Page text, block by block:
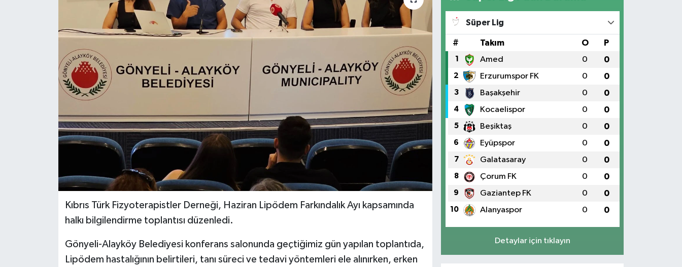
Kıbrıs Türk Fizyoterapistler Derneği, Haziran Lipödem Farkındalık Ayı kapsamında
halkı bilgilendirme toplantısı düzenledi.
Gönyeli-Alayköy Belediyesi konferans salonunda geçtiğimiz gün yapılan toplantıda,
Lipödem hastalığının belirtileri, tanı süreci ve tedavi yöntemleri ele alınırken, erken
Süper Lig
# Takım O P
1 Amed 0 0
2 Erzurumspor FK 0 0
3 Başakşehir 0 0
4 Kocaelispor 0 0
5 Beşiktaş 0 0
6 Eyüpspor 0 0
7 Galatasaray 0 0
8 Çorum FK 0 0
9 Gaziantep FK 0 0
10 Alanyaspor 0 0
Detaylar için tıklayın
GÜNDEM
GÜNEY KIBRIS
LEFKOŞA